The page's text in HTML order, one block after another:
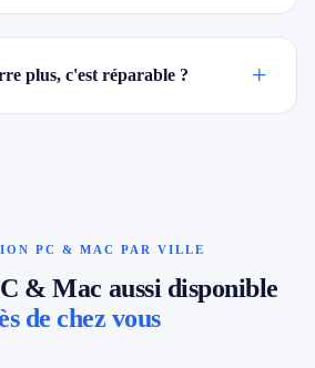
plus, c'est réparable ? +
PC & MAC PAR VILLE
& Mac aussi disponible
de chez vous